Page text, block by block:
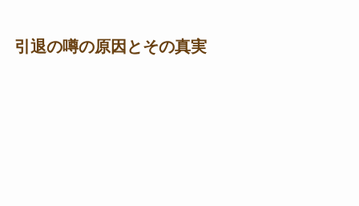
引退の噂の原因とその真実